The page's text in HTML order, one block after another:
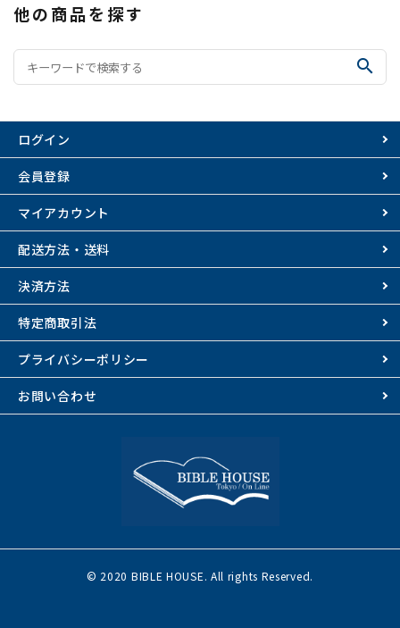
他の商品を探す
search
ログイン
会員登録
マイアカウント
配送方法・送料
決済方法
特定商取引法
プライバシーポリシー
お問い合わせ
© 2020 BIBLE HOUSE. All rights Reserved.